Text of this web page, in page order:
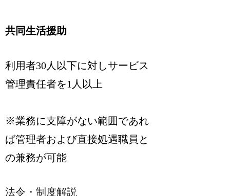
共同生活援助
利用者30人以下に対しサービス
管理責任者を1人以上
※業務に支障がない範囲であれ
ば管理者および直接処遇職員と
の兼務が可能
法令・制度解説